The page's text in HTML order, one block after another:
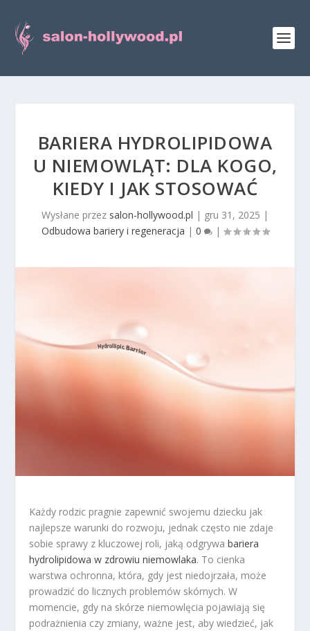
BARIERA HYDROLIPIDOWA
U NIEMOWLĄT: DLA KOGO,
KIEDY I JAK STOSOWAĆ
Wysłane przez salon-hollywood.pl | gru 31, 2025 |
Odbudowa bariery i regeneracja | 0 |
Każdy rodzic pragnie zapewnić swojemu dziecku jak
najlepsze warunki do rozwoju, jednak często nie zdaje
sobie sprawy z kluczowej roli, jaką odgrywabariera
hydrolipidowa w zdrowiu niemowlaka. To cienka
warstwa ochronna, która, gdy jest niedojrzała, może
prowadzić do licznych problemów skórnych. W
momencie, gdy na skórze niemowlęcia pojawiają się
podrażnienia czy zmiany, ważne jest, aby wiedzieć, jak